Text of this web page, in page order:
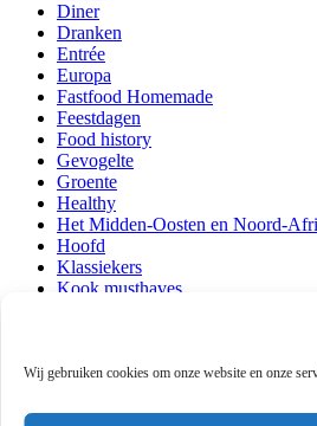
Wij gebruiken cookies om onze website en onze
Diner
Dranken
Entrée
Europa
Fastfood Homemade
Feestdagen
Food history
Gevogelte
Groente
Healthy
Het Midden-Oosten en Noord-
Hoofd
Klassiekers
Kook musthaves
Over mij
Quick & Easy